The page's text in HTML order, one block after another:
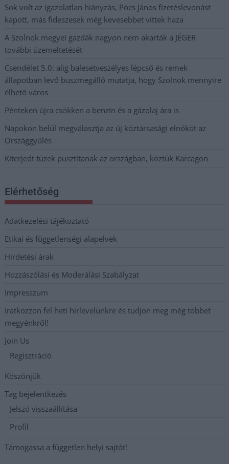
Sok volt az igazolatlan hiányzás, Pócs János fizetéslevonást
kapott, más fideszesek még kevesebbet vittek haza
A Szolnok megyei gazdák nagyon nem akarták a JÉGER
további üzemeltetését
Csendélet 5.0: alig balesetveszélyes lépcső és remek
állapotban levő buszmegálló mutatja, hogy Szolnok mennyire
élhető város
Pénteken újra csökken a benzin és a gázolaj ára is
Napokon belül megválasztja az új köztársasági elnököt az
Országgyűlés
Kiterjedt tüzek pusztítanak az országban, köztük Karcagon
Elérhetőség
Adatkezelési tájékoztató
Etikai és függetlenségi alapelvek
Hirdetési árak
Hozzászólási és Moderálási Szabályzat
Impresszum
Iratkozzon fel heti hírlevelünkre és tudjon meg még többet
megyénkről!
Join Us
Regisztráció
Köszönjük
Tag bejelentkezés
Jelszó visszaállítása
Profil
Támogassa a független helyi sajtót!